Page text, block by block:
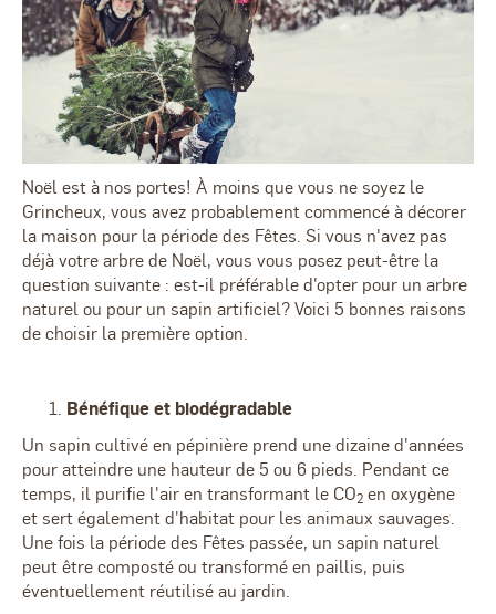
Noël est à nos portes! À moins que vous ne soyez le
Grincheux, vous avez probablement commencé à décorer
la maison pour la période des Fêtes. Si vous n'avez pas
déjà votre arbre de Noël, vous vous posez peut-être la
question suivante : est-il préférable d'opter pour un arbre
naturel ou pour un sapin artificiel? Voici 5 bonnes raisons
de choisir la première option.
Bénéfique et biodégradable
Un sapin cultivé en pépinière prend une dizaine d'années
pour atteindre une hauteur de 5 ou 6 pieds. Pendant ce
temps, il purifie l'air en transformant le CO2 en oxygène
et sert également d'habitat pour les animaux sauvages.
Une fois la période des Fêtes passée, un sapin naturel
peut être composté ou transformé en paillis, puis
éventuellement réutilisé au jardin.